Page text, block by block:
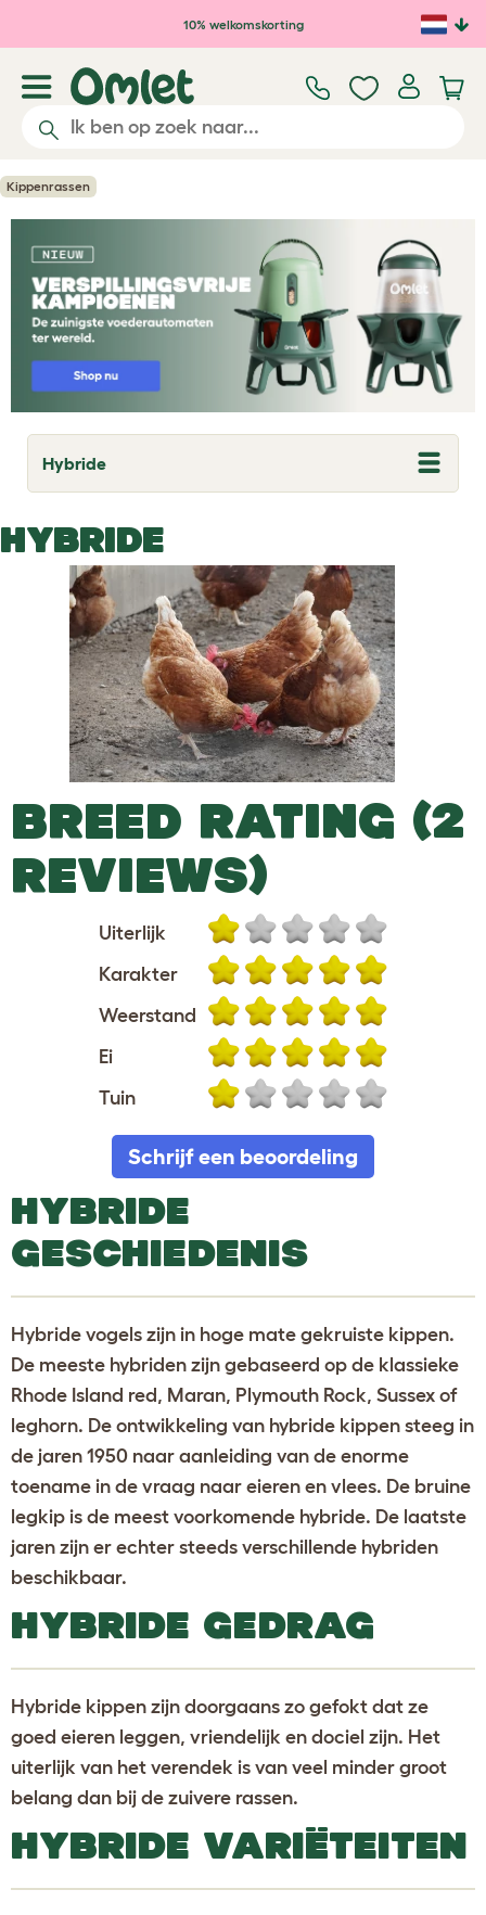
Ga naar de hoofdinhoud
10% welkomskorting
Kippenrassen
Hybride
T
o
g
l
e
HYBRIDE
BREED RATING (2
REVIEWS)
Uiterlijk
Karakter
Weerstand
Ei
Tuin
Schrijf een beoordeling
HYBRIDE
GESCHIEDENIS
Hybride vogels zijn in hoge mate gekruiste kippen.
De meeste hybriden zijn gebaseerd op de klassieke
Rhode Island red, Maran, Plymouth Rock, Sussex of
leghorn. De ontwikkeling van hybride kippen steeg in
de jaren 1950 naar aanleiding van de enorme
toename in de vraag naar eieren en vlees. De bruine
legkip is de meest voorkomende hybride. De laatste
jaren zijn er echter steeds verschillende hybriden
beschikbaar.
HYBRIDE GEDRAG
Hybride kippen zijn doorgaans zo gefokt dat ze
goed eieren leggen, vriendelijk en dociel zijn. Het
uiterlijk van het verendek is van veel minder groot
belang dan bij de zuivere rassen.
HYBRIDE VARIËTEITEN